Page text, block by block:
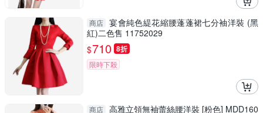
商店 宴會純色緹花縮腰蓬蓬裙七分袖洋裝 (黑
紅)二色售 11752029
$710 8折
限時下殺
商店 高雅立領無袖蕾絲腰洋裝 [粉色] MDD160